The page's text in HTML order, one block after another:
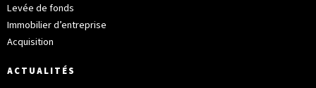
Levée de fonds
Immobilier d’entreprise
Acquisition
ACTUALITÉS